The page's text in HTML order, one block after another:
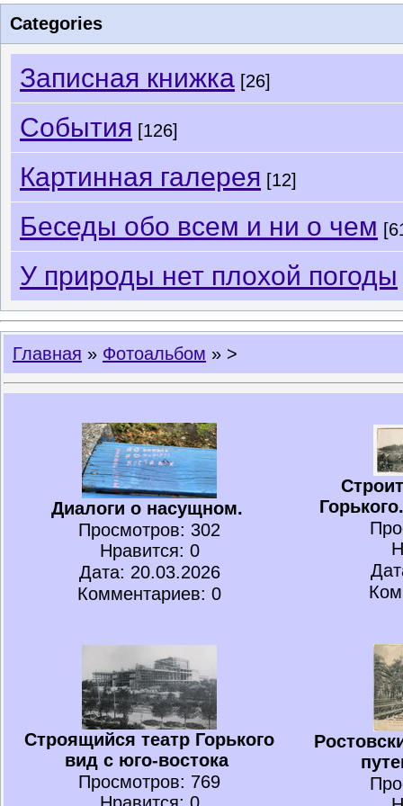
Categories
Записная книжка [26]
События [126]
Картинная галерея [12]
Беседы обо всем и ни о чем
У природы нет плохой погоды
Главная » Фотоальбом » >
Диалоги о насущном.
Просмотров: 302
Нравится: 0
Дата: 20.03.2026
Комментариев: 0
Строящийся театр Горького
вид с юго-востока
Просмотров: 769